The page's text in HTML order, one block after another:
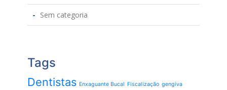
Sem categoria
Tags
Dentistas Enxaguante Bucal Fiscalização gengiva